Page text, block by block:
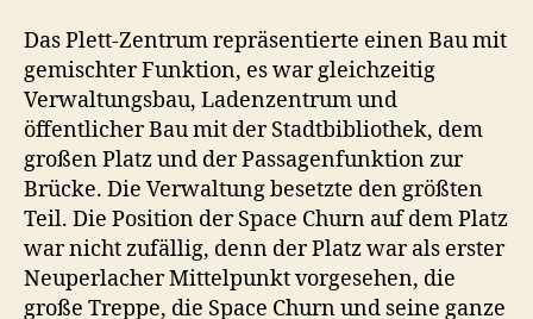
Das Plett-Zentrum repräsentierte einen Bau mit
gemischter Funktion, es war gleichzeitig
Verwaltungsbau, Ladenzentrum und
öffentlicher Bau mit der Stadtbibliothek, dem
großen Platz und der Passagenfunktion zur
Brücke. Die Verwaltung besetzte den größten
Teil. Die Position der Space Churn auf dem Platz
war nicht zufällig, denn der Platz war als erster
Neuperlacher Mittelpunkt vorgesehen, die
große Treppe, die Space Churn und seine ganze